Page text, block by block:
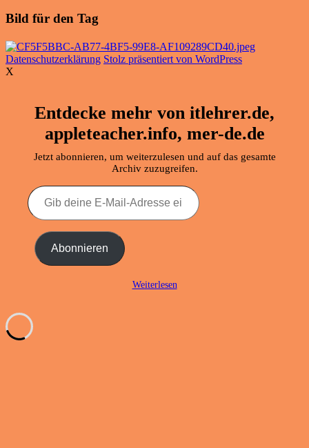
Bild für den Tag
Datenschutzerklärung Stolz präsentiert von WordPress
X
Entdecke mehr von itlehrer.de,
appleteacher.info, mer-de.de
Jetzt abonnieren, um weiterzulesen und auf das gesamte
Archiv zuzugreifen.
Gib
deine
E-
Adresse
ein ... Abonnieren
Weiterlesen